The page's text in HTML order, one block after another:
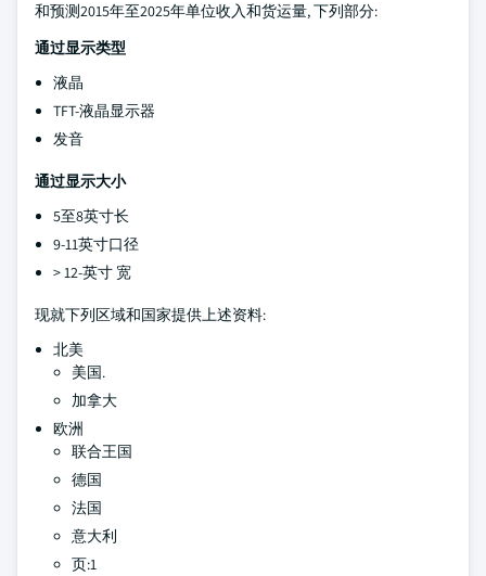
和预测2015年至2025年单位收入和货运量, 下列部分:
通过显示类型
液晶
TFT-液晶显示器
发音
通过显示大小
5至8英寸长
9-11英寸口径
> 12-英寸 宽
现就下列区域和国家提供上述资料:
北美
美国.
加拿大
欧洲
联合王国
德国
法国
意大利
页:1